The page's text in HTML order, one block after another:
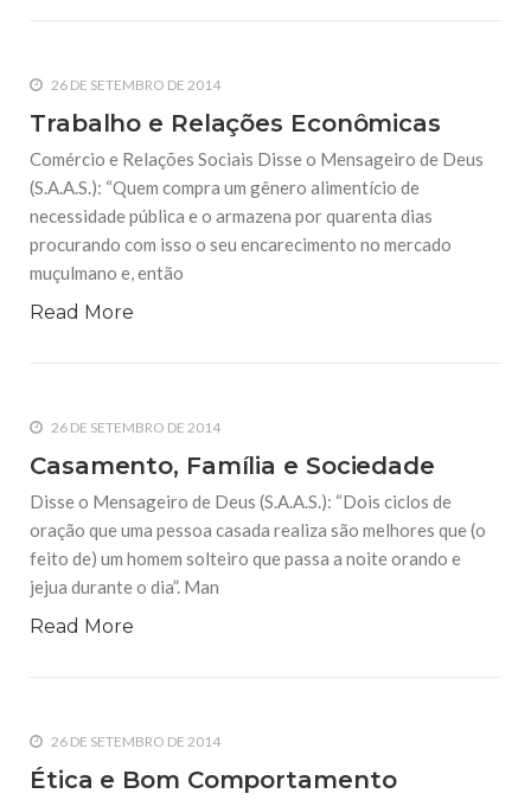
26 DE SETEMBRO DE 2014
Trabalho e Relações Econômicas
Comércio e Relações Sociais Disse o Mensageiro de Deus
(S.A.A.S.): “Quem compra um gênero alimentício de
necessidade pública e o armazena por quarenta dias
procurando com isso o seu encarecimento no mercado
muçulmano e, então
Read More
26 DE SETEMBRO DE 2014
Casamento, Família e Sociedade
Disse o Mensageiro de Deus (S.A.A.S.): “Dois ciclos de
oração que uma pessoa casada realiza são melhores que (o
feito de) um homem solteiro que passa a noite orando e
jejua durante o dia”. Man
Read More
26 DE SETEMBRO DE 2014
Ética e Bom Comportamento